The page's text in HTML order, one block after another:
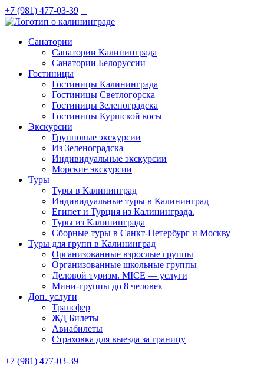
+7 (981) 477-03-39
Санатории
Санатории Калининграда
Санатории Белоруссии
Гостиницы
Гостиницы Калининграда
Гостиницы Светлогорска
Гостиницы Зеленоградска
Гостиницы Куршской косы
Экскурсии
Групповые экскурсии
Из Зеленоградска
Индивидуальные экскурсии
Морские экскурсии
Туры
Туры в Калининград
Индивидуальные туры в Калининград
Египет и Турция из Калининграда.
Туры из Калининграда
Сборные туры в Санкт-Петербург и Москву
Туры для групп в Калининград
Организованные взрослые группы
Организованные школьные группы
Деловой туризм. MICE — услуги
Мини-группы до 8 человек
Доп. услуги
Трансфер
ЖД Билеты
Авиабилеты
Страховка для выезда за границу
+7 (981) 477-03-39